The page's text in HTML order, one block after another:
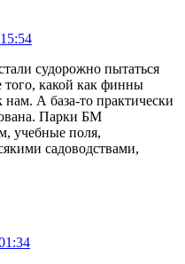
судорожно пытаться
какой как финны
нам. А база-то практически
Парки БМ
учебные поля,
садоводствами,